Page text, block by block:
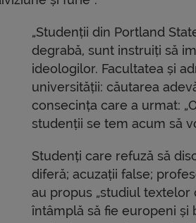
„Studenții din Portland
degrabă, sunt instruiți să
ideologilor. Facultatea și
universității: căutarea
consecința care a urmat:
studenții se tem acum să
Studenți care refuză să
diferă; acuzații false;
au propus „studiul
întâmplă să fie europeni și